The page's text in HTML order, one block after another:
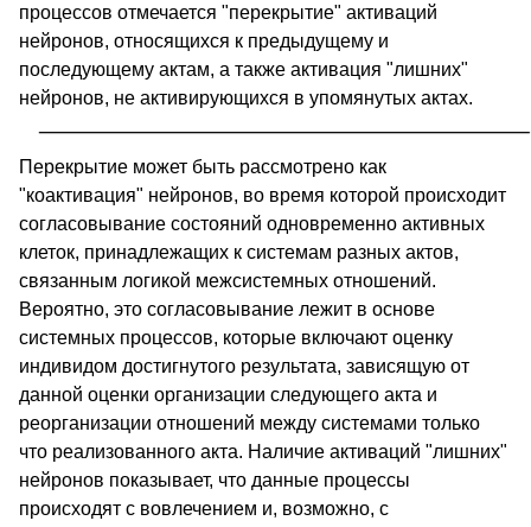
процессов отмечается "перекрытие" активаций
нейронов, относящихся к предыдущему и
последующему актам, а также активация "лишних"
нейронов, не активирующихся в упомянутых актах.
Перекрытие может быть рассмотрено как
"коактивация" нейронов, во время которой происходит
согласовывание состояний одновременно активных
клеток, принадлежащих к системам разных актов,
связанным логикой межсистемных отношений.
Вероятно, это согласовывание лежит в основе
системных процессов, которые включают оценку
индивидом достигнутого результата, зависящую от
данной оценки организации следующего акта и
реорганизации отношений между системами только
что реализованного акта. Наличие активаций "лишних"
нейронов показывает, что данные процессы
происходят с вовлечением и, возможно, с